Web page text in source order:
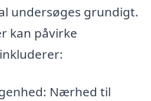
undersøges grundigt.
kan påvirke
Nærhed til